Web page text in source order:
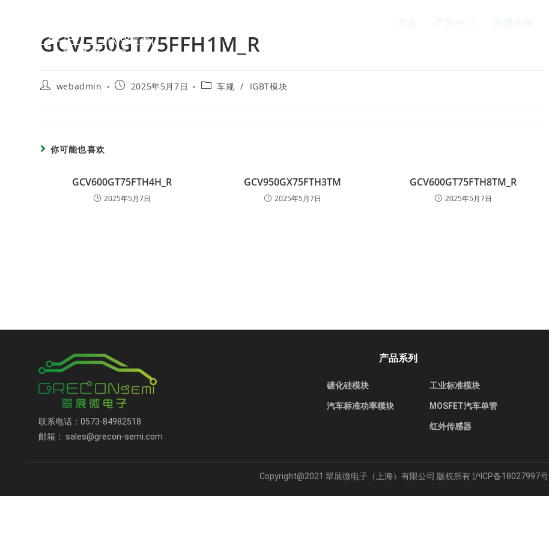
首页 产品中心 应用领域
GCV550GT75FFH1M_R
webadmin 2025年5月7日 车规 / IGBT模块
你可能也喜欢
GCV600GT75FTH4H_R
2025年5月7日
GCV950GX75FTH3TM
2025年5月7日
GCV600GT75FTH8TM_R
2025年5月7日
联系电话：0573-84982518
邮箱： sales@grecon-semi.com
产品系列
碳化硅模块
汽车标准功率模块
工业标准模块
MOSFET汽车单管
红外传感器
Copyright@2021 翠展微电子（上海）有限公司 版权所有沪ICP备18027997号